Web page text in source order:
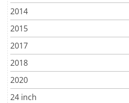
2014
2015
2017
2018
2020
24 inch